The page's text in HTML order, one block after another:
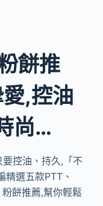
餅推
,控油
尚…
控油、持久,「不
精選五款PTT、
餅推薦,幫你輕鬆